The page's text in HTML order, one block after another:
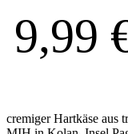
9,99
cremiger Hartkäse aus